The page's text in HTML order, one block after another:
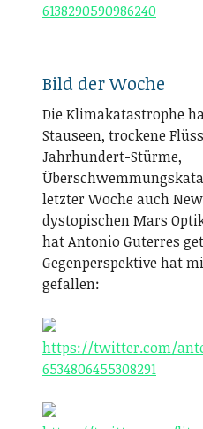
6138290590986240
Bild der Woche
Die Klimakatastrophe
Stauseen, trockene
Jahrhundert-Stürme,
letzter Woche auch
dystopischen Mars
hat Antonio Guterres
Gegenperspektive hat
gefallen:
https://twitter.com/
6534806455308291